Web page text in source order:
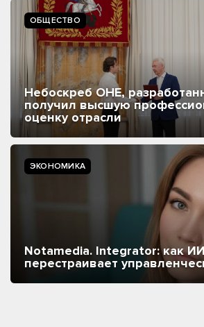
ОБЩЕСТВО
Небоскреб ОНЕ,
получил высшую
оценку отрасли
ЭКОНОМИКА
Notamedia. Integrator: как
перестраивает